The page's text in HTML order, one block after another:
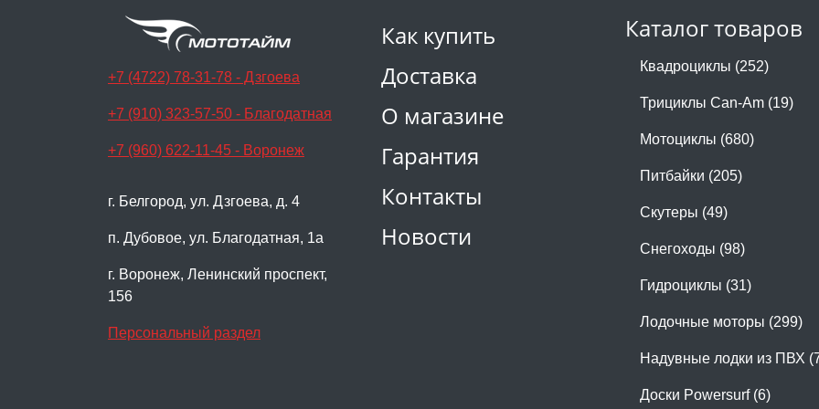
Как купить
Доставка
О магазине
Гарантия
Контакты
Новости
Каталог товаров
Квадроциклы (252)
Трициклы Can-Am (19)
Мотоциклы (680)
Питбайки (205)
Скутеры (49)
Снегоходы (98)
Гидроциклы (31)
Лодочные моторы (299)
Надувные лодки из ПВХ
Доски Powersurf (6)
+7 (4722) 78-31-78 - Дзгоева
+7 (910) 323-57-50 - Благодатная
+7 (960) 622-11-45 - Воронеж
г. Белгород, ул. Дзгоева, д. 4
п. Дубовое, ул. Благодатная, 1а
г. Воронеж, Ленинский проспект,
156
Персональный раздел